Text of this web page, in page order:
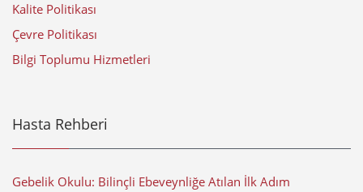
Kalite Politikası
Çevre Politikası
Bilgi Toplumu Hizmetleri
Hasta Rehberi
Gebelik Okulu: Bilinçli Ebeveynliğe Atılan İlk Adım